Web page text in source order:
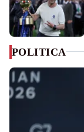
POLITICA